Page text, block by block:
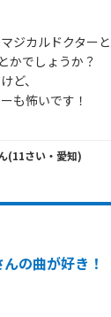
ジカルドクターと
かでしょうか？
ど、
も怖いです！
(11さい・ 愛知)
の曲が好き！